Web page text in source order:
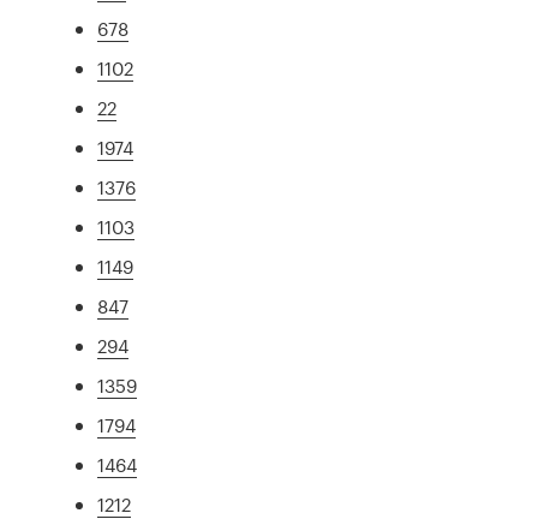
678
1102
22
1974
1376
1103
1149
847
294
1359
1794
1464
1212